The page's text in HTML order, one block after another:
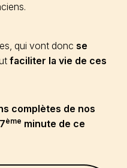
qui vont donc se
faciliter la vie de ces
complètes de nos
ème minute de ce